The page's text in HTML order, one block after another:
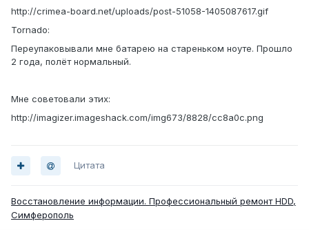
http://crimea-board.net/uploads/post-51058-1405087617.gif
Tornado:
Переупаковывали мне батарею на стареньком ноуте. Прошло
2 года, полёт нормальный.
Мне советовали этих:
http://imagizer.imageshack.com/img673/8828/cc8a0c.png
Цитата
Восстановление информации. Профессиональный ремонт HDD,
Симферополь